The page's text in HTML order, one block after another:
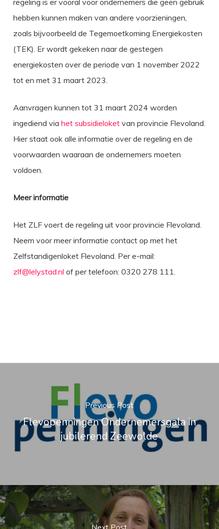
regeling is er vooral voor ondernemers die geen gebruik
hebben kunnen maken van andere voorzieningen,
zoals bijvoorbeeld de Tegemoetkoming Energiekosten
(TEK). Er wordt gekeken naar de gestegen
energiekosten over de periode van 1 november 2022
tot en met 31 maart 2023.
Aanvragen kunnen tot 31 maart 2024 worden
ingediend via het subsidieloketvan provincie Flevoland.
Hier staat ook alle informatie over de regeling en de
voorwaarden waaraan de ondernemers moeten
voldoen.
Meer informatie
Het ZLF voert de regeling uit voor provincie Flevoland.
Neem voor meer informatie contact op met het
Zelfstandigenloket Flevoland. Per e-mail:
zlf@lelystad.nl of per telefoon: 0320 278 111.
Previous Post
Flevopenningen Ondernemersgala in
jubilerend Zeewolde